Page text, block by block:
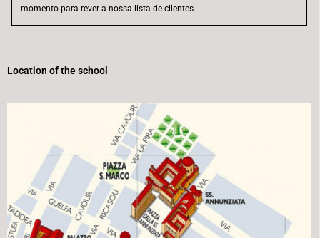
momento para rever a nossa lista de clientes.
Location of the school